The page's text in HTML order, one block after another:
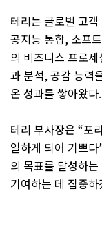
테리는 글로벌 고객
공지능 통합, 소프
의 비즈니스 프로
과 분석, 공감 능력
온 성과를 쌓아왔다.
테리 부사장은 “포
일하게 되어 기쁘다
의 목표를 달성하
기여하는 데 집중하